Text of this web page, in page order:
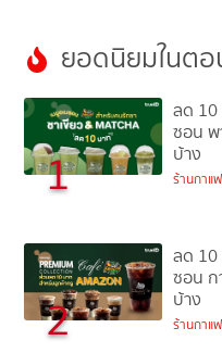
ยอดนิยมในต
1
ลด 10
ซอน พ
บ้าง
ร้านกาแฟ
2
ลด 10
ซอน ก
บ้าง
ร้านกาแฟ